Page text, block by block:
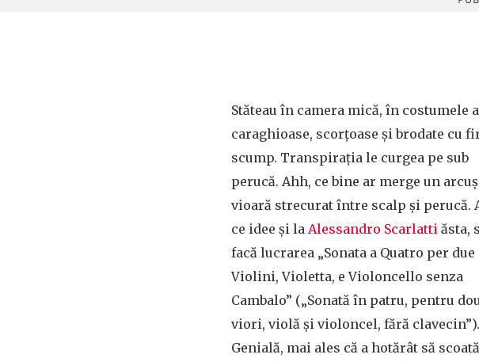
Stăteau în camera mică, în costumele
caraghioase, scorțoase și brodate cu
scump. Transpirația le curgea pe sub
perucă. Ahh, ce bine ar merge un
vioară strecurat între scalp și perucă.
ce idee și la Alessandro Scarlatti ăsta,
facă lucrarea „Sonata a Quatro per due
Violini, Violetta, e Violoncello senza
Cambalo” („Sonată în patru, pentru
viori, violă și violoncel, fără clavecin”).
Genială, mai ales că a hotărât să scoată